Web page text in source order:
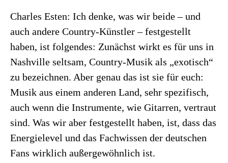
Charles Esten: Ich denke, was wir beide – und
auch andere Country-Künstler – festgestellt
haben, ist folgendes: Zunächst wirkt es für uns in
Nashville seltsam, Country-Musik als „exotisch“
zu bezeichnen. Aber genau das ist sie für euch:
Musik aus einem anderen Land, sehr spezifisch,
auch wenn die Instrumente, wie Gitarren, vertraut
sind. Was wir aber festgestellt haben, ist, dass das
Energielevel und das Fachwissen der deutschen
Fans wirklich außergewöhnlich ist.